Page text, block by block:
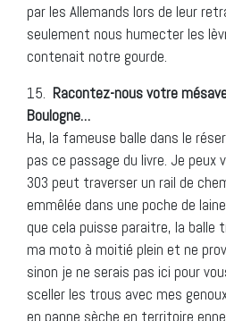
par les Allemands lors de leur
seulement nous humecter les
contenait notre gourde.
15. Racontez-nous votre
Boulogne…
Ha, la fameuse balle dans le
pas ce passage du livre. Je peux
303 peut traverser un rail de
emmêlée dans une poche de
que cela puisse paraitre, la balle
ma moto à moitié plein et ne
sinon je ne serais pas ici pour
sceller les trous avec mes
en panne sèche en territoire